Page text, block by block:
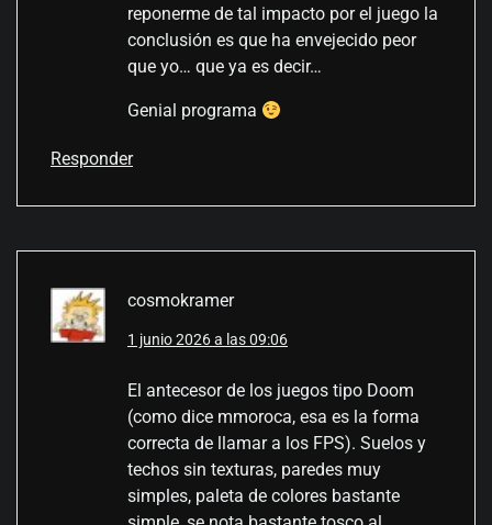
reponerme de tal impacto por el juego la
conclusión es que ha envejecido peor
que yo… que ya es decir…
Genial programa
Responder
cosmokramer
1 junio 2026 a las 09:06
El antecesor de los juegos tipo Doom
(como dice mmoroca, esa es la forma
correcta de llamar a los FPS). Suelos y
techos sin texturas, paredes muy
simples, paleta de colores bastante